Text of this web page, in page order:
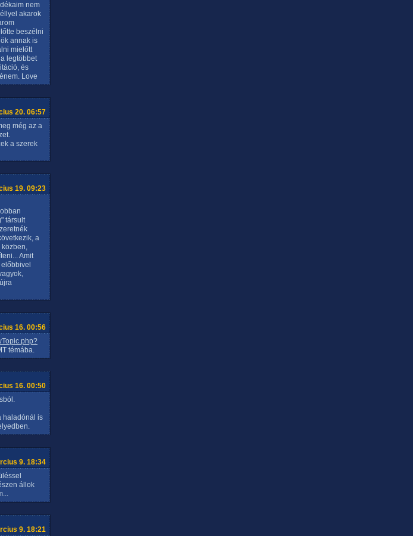
nem
akarok
beszélni
annak is
mielőtt
legtöbbet
és
Love
20. 06:57
még az a
a szerek
19. 09:23
társult
a
közben,
Amit
16. 00:56
témába.
16. 00:50
haladónál is
9. 18:34
állok
9. 18:21